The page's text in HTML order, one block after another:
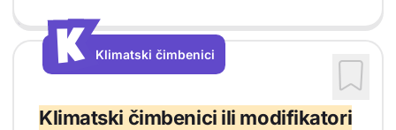
K
K
Klimatski čimbenici
Klimatski čimbenici ili modifikatori